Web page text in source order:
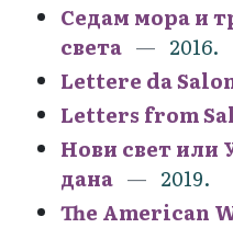
Седам мора и
света
2016.
Lettere da
Letters from
Нови свет или
дана
2019.
The American